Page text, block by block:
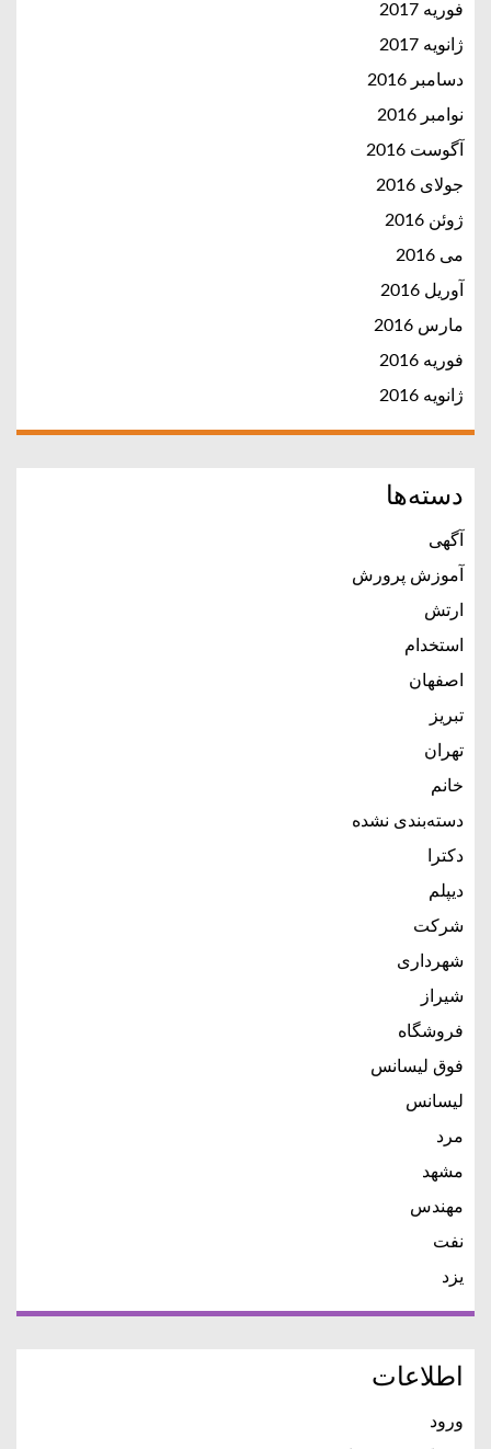
فوریه 2017
ژانویه 2017
دسامبر 2016
نوامبر 2016
آگوست 2016
جولای 2016
ژوئن 2016
می 2016
آوریل 2016
مارس 2016
فوریه 2016
ژانویه 2016
دسته‌ها
آگهی
آموزش پرورش
ارتش
استخدام
اصفهان
تبریز
تهران
خانم
دسته‌بندی نشده
دکترا
دیپلم
شرکت
شهرداری
شیراز
فروشگاه
فوق لیسانس
لیسانس
مرد
مشهد
مهندس
نفت
یزد
اطلاعات
ورود